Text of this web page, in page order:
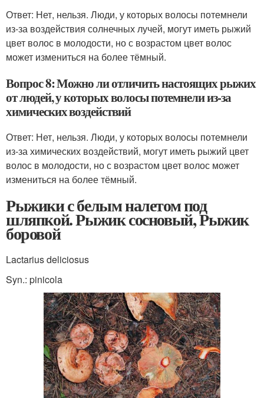
Ответ: Нет, нельзя. Люди, у которых волосы потемнели
из-за воздействия солнечных лучей, могут иметь рыжий
цвет волос в молодости, но с возрастом цвет волос
может измениться на более тёмный.
Вопрос 8: Можно ли отличить настоящих рыжих
от людей, у которых волосы потемнели из-за
химических воздействий
Ответ: Нет, нельзя. Люди, у которых волосы потемнели
из-за химических воздействий, могут иметь рыжий цвет
волос в молодости, но с возрастом цвет волос может
измениться на более тёмный.
Рыжики с белым налетом под
шляпкой. Рыжик сосновый, Рыжик
боровой
Lactarius deliciosus
Syn.: pinicola